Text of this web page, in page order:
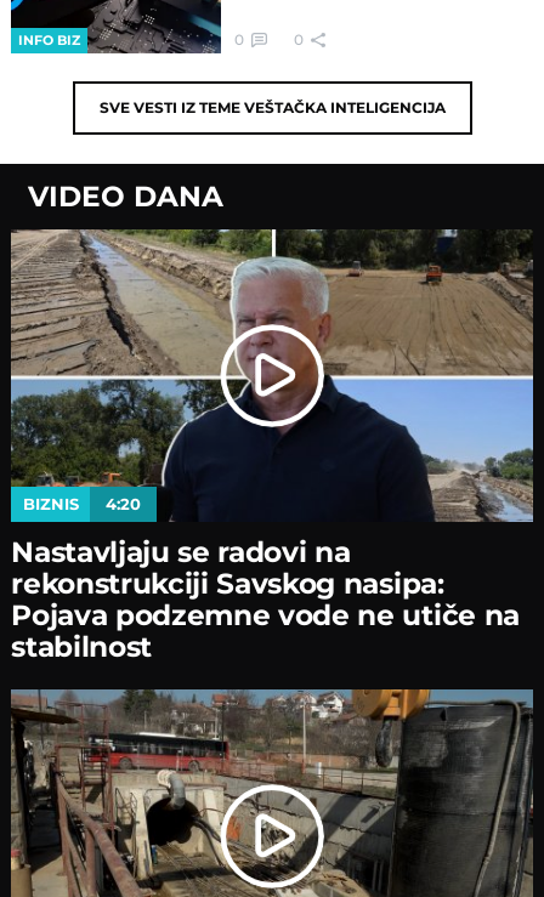
INFO BIZ 0 0
SVE VESTI IZ TEME VEŠTAČKA INTELIGENCIJA
VIDEO DANA
BIZNIS 4:20
Nastavljaјu se radovi na
rekonstrukciјi Savskog nasipa:
Poјava podzemne vode ne utiče na
stabilnost